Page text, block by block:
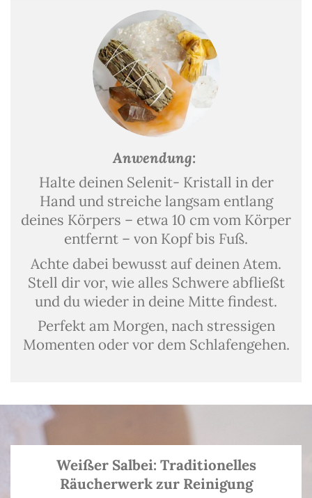
Anwendung:
Halte deinen Selenit- Kristall in der
Hand und streiche langsam entlang
deines Körpers – etwa 10 cm vom Körper
entfernt – von Kopf bis Fuß.
Achte dabei bewusst auf deinen Atem.
Stell dir vor, wie alles Schwere abfließt
und du wieder in deine Mitte findest.
Perfekt am Morgen, nach stressigen
Momenten oder vor dem Schlafengehen.
Weißer Salbei: Traditionelles
Räucherwerk zur Reinigung